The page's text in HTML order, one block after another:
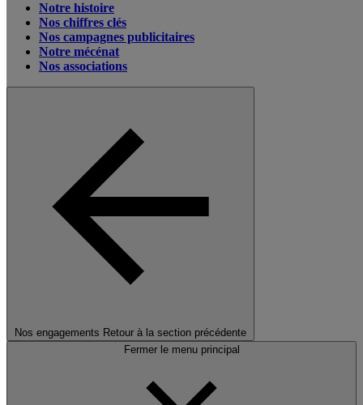
Notre histoire
Nos chiffres clés
Nos campagnes publicitaires
Notre mécénat
Nos associations
Nos engagements Retour à la section précédente
Fermer le menu principal